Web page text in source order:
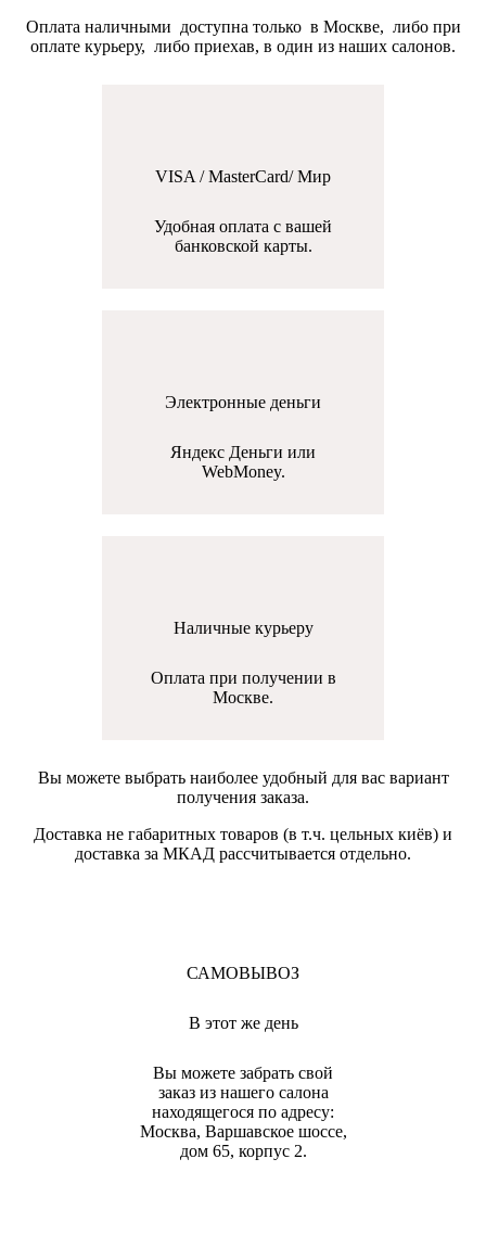
Оплата наличными доступна только в Москве, либо при
оплате курьеру, либо приехав, в один из наших салонов.
VISA / MasterCard/ Мир
Удобная оплата с вашей
банковской карты.
Электронные деньги
Яндекс Деньги или
WebMoney.
Наличные курьеру
Оплата при получении в
Москве.
Вы можете выбрать наиболее удобный для вас вариант
получения заказа.
Доставка не габаритных товаров (в т.ч. цельных киёв) и
доставка за МКАД рассчитывается отдельно.
САМОВЫВОЗ
В этот же день
Вы можете забрать свой
заказ из нашего салона
находящегося по адресу:
Москва, Варшавское шоссе,
дом 65, корпус 2.